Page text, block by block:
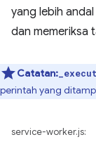
yang lebih
dan memeriksa
Catatan:
perintah yang
service-worker.js: